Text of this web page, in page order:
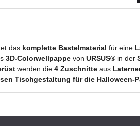
das komplette Bastelmaterial für eine
3D-Colorwellpappe von URSUS® in der
werden die 4 Zuschnitte aus
Tischgestaltung für die Halloween-